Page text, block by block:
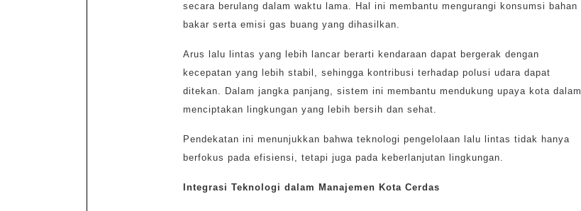
secara berulang dalam waktu lama. Hal ini membantu mengurangi konsumsi bahan
bakar serta emisi gas buang yang dihasilkan.
Arus lalu lintas yang lebih lancar berarti kendaraan dapat bergerak dengan
kecepatan yang lebih stabil, sehingga kontribusi terhadap polusi udara dapat
ditekan. Dalam jangka panjang, sistem ini membantu mendukung upaya kota dalam
menciptakan lingkungan yang lebih bersih dan sehat.
Pendekatan ini menunjukkan bahwa teknologi pengelolaan lalu lintas tidak hanya
berfokus pada efisiensi, tetapi juga pada keberlanjutan lingkungan.
Integrasi Teknologi dalam Manajemen Kota Cerdas